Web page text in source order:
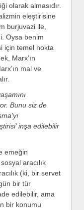
olarak almasıdır.
eleştirisine
burjuvazi ile,
Oysa benim
için temel nokta
Marx’ın
mal ve
Bunu siz de
inşa edilebilir
emeğin
aracılık
(ki, bir servet
bir tür
edilebilir, ama
bir konumu